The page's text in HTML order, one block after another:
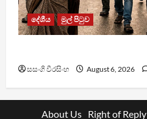
දේශීය මුල් පිටුව
සසංගි වීරසිංහ August 6, 2026
About Us Right of Reply